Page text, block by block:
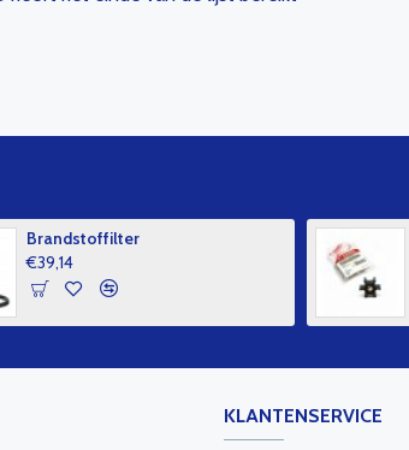
Brandstoffilter
€39,14
KLANTENSERVICE